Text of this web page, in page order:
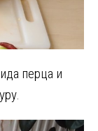
перца и